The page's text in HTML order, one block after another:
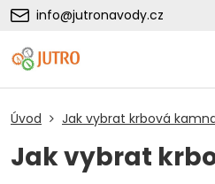
info@jutronavody.cz
Úvod Jak vybrat krbová
Jak vybrat